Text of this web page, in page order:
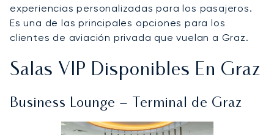
experiencias personalizadas para los pasajeros.
Es una de las principales opciones para los
clientes de aviación privada que vuelan a Graz.
Salas VIP Disponibles En Graz
Business Lounge – Terminal de Graz